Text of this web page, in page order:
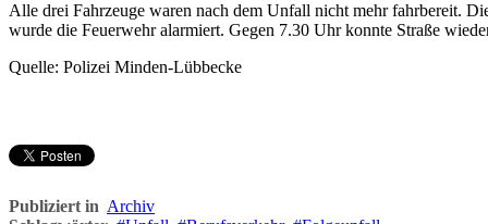
Alle drei Fahrzeuge waren nach dem Unfall nicht mehr fahrbereit.
wurde die Feuerwehr alarmiert. Gegen 7.30 Uhr konnte Straße
Quelle: Polizei Minden-Lübbecke
Publiziert in Archiv